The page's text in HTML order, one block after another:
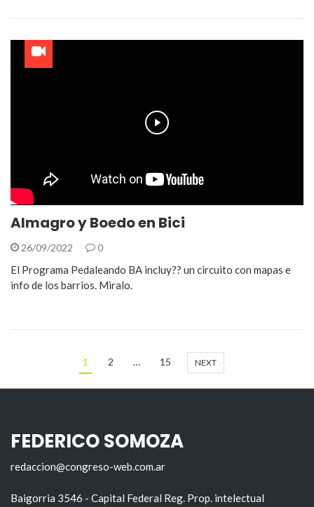
Play
Almagro y Boedo en Bici
26/09/2022 0
El Programa Pedaleando BA incluy?? un circuito con mapas e
info de los barrios. Miralo.
1 2 … 15 NEXT
FEDERICO SOMOZA
redaccion@congreso-web.com.ar
Baigorria 3546 - Capital Federal Reg. Prop. intelectual